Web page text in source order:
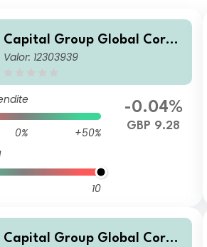
Capital Group Global Corpo
rate Bond Fund (LUX) Pdh-G
Valor: 12303939
0%
+50%
10
-0.04%
GBP 9.28
Capital Group Global Corpo